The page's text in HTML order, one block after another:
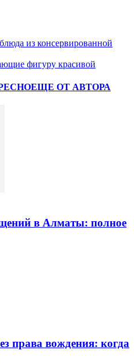
из консервированной
фигуру красивой
ЕЩЕ ОТ АВТОРА
в Алматы: полное
права вождения: когда